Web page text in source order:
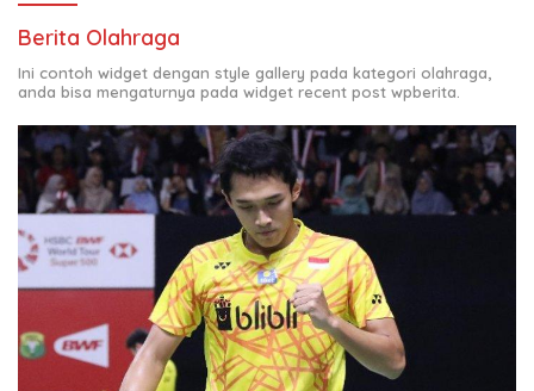
Berita Olahraga
Ini contoh widget dengan style gallery pada kategori olahraga,
anda bisa mengaturnya pada widget recent post wpberita.